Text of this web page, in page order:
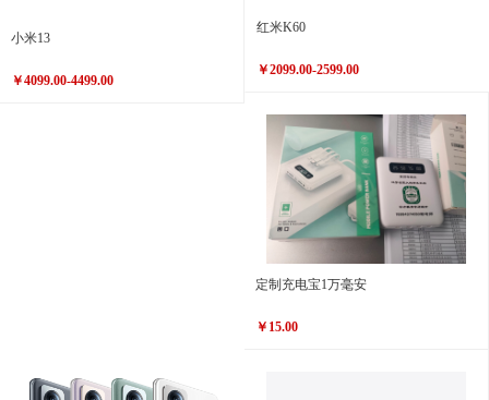
小米13
￥4099.00-4499.00
红米K60
￥2099.00-2599.00
定制充电宝1万毫安
￥15.00